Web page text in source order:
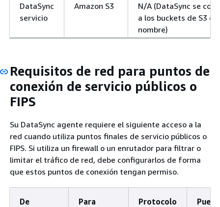
DataSync
servicio
Amazon S3
N/A (DataSync se
a los buckets de S3 en
nombre)
Requisitos de red para puntos de
conexión de servicio públicos o
FIPS
Su DataSync agente requiere el siguiente acceso a la
red cuando utiliza puntos finales de servicio públicos o
FIPS. Si utiliza un firewall o un enrutador para filtrar o
limitar el tráfico de red, debe configurarlos de forma
que estos puntos de conexión tengan permiso.
De Para Protocolo